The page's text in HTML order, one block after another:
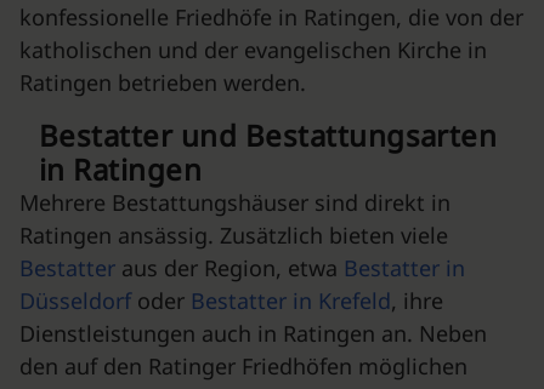
konfessionelle Friedhöfe in Ratingen, die von der
katholischen und der evangelischen Kirche in
Ratingen betrieben werden.
Bestatter und Bestattungsarten
in Ratingen
Mehrere Bestattungshäuser sind direkt in
Ratingen ansässig. Zusätzlich bieten viele
Bestatter aus der Region, etwa Bestatter in
Düsseldorfoder Bestatter in Krefeld, ihre
Dienstleistungen auch in Ratingen an. Neben
den auf den Ratinger Friedhöfen möglichen